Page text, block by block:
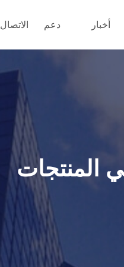
أخبار دعم الاتصال
المنتجات